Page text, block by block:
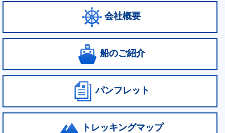
会社概要
船のご紹介
パンフレット
トレッキングマップ